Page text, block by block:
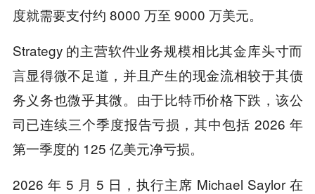
度就需要支付约 8000 万至 9000 万美元。
Strategy 的主营软件业务规模相比其金库头寸而
言显得微不足道，并且产生的现金流相较于其债
务义务也微乎其微。由于比特币价格下跌，该公
司已连续三个季度报告亏损，其中包括 2026 年
第一季度的 125 亿美元净亏损。
2026 年 5 月 5 日，执行主席 Michael Saylor 在